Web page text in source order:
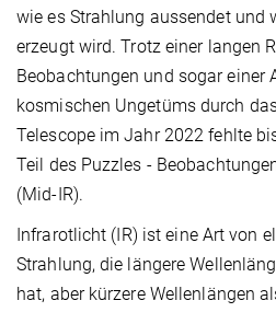
wie es Strahlung aussendet und
erzeugt wird. Trotz einer langen
Beobachtungen und sogar einer
kosmischen Ungetüms durch
Telescope im Jahr 2022 fehlte
Teil des Puzzles -
(Mid-IR).
Infrarotlicht (IR) ist eine Art von
Strahlung, die längere
hat, aber kürzere Wellenlängen